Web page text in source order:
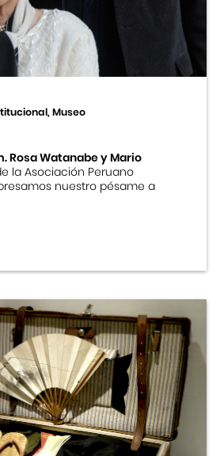
Peruano Japonés
Japonesa
Japonés
Museo
Rosa Watanabe y Mario
la Asociación Peruano
nuestro pésame a